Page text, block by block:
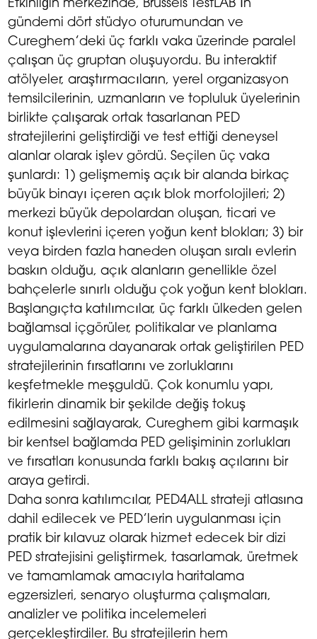
Etkinliğin merkezinde, Brussels TestLAB’ın
gündemi dört stüdyo oturumundan ve
Cureghem’deki üç farklı vaka üzerinde paralel
çalışan üç gruptan oluşuyordu. Bu interaktif
atölyeler, araştırmacıların, yerel organizasyon
temsilcilerinin, uzmanların ve topluluk üyelerinin
birlikte çalışarak ortak tasarlanan PED
stratejilerini geliştirdiği ve test ettiği deneysel
alanlar olarak işlev gördü. Seçilen üç vaka
şunlardı: 1) gelişmemiş açık bir alanda birkaç
büyük binayı içeren açık blok morfolojileri; 2)
merkezi büyük depolardan oluşan, ticari ve
konut işlevlerini içeren yoğun kent blokları; 3) bir
veya birden fazla haneden oluşan sıralı evlerin
baskın olduğu, açık alanların genellikle özel
bahçelerle sınırlı olduğu çok yoğun kent blokları.
Başlangıçta katılımcılar, üç farklı ülkeden gelen
bağlamsal içgörüler, politikalar ve planlama
uygulamalarına dayanarak ortak geliştirilen PED
stratejilerinin fırsatlarını ve zorluklarını
keşfetmekle meşguldü. Çok konumlu yapı,
fikirlerin dinamik bir şekilde değiş tokuş
edilmesini sağlayarak, Cureghem gibi karmaşık
bir kentsel bağlamda PED gelişiminin zorlukları
ve fırsatları konusunda farklı bakış açılarını bir
araya getirdi.
Daha sonra katılımcılar, PED4ALL strateji atlasına
dahil edilecek ve PED’lerin uygulanması için
pratik bir kılavuz olarak hizmet edecek bir dizi
PED stratejisini geliştirmek, tasarlamak, üretmek
ve tamamlamak amacıyla haritalama
egzersizleri, senaryo oluşturma çalışmaları,
analizler ve politika incelemeleri
gerçekleştirdiler. Bu stratejilerin hem